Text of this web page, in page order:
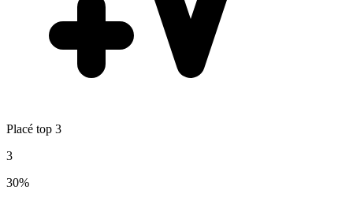
Placé top 3
3
30%